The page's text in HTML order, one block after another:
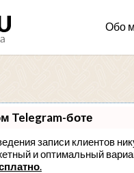
Обо
Telegram-боте
записи клиентов
и оптимальный
.